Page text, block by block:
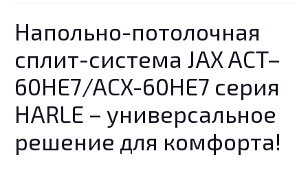
Напольно-потолочная
сплит-система JAX ACT–
60HE7/ACX-60HE7 серия
HARLE – универсальное
решение для комфорта!